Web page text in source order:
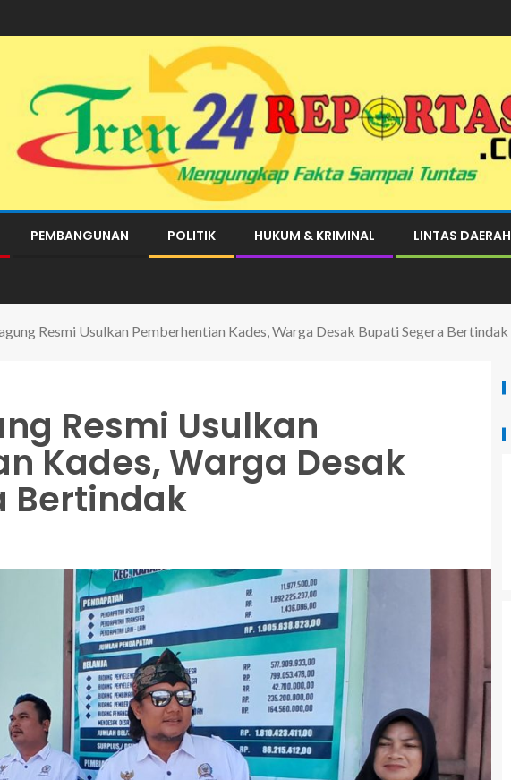
PEMBANGUNAN POLITIK HUKUM & KRIMINAL LINTAS DAERAH
Resmi Usulkan Pemberhentian Kades, Warga Desak Bupati Segera Bertindak
Resmi Usulkan
Kades, Warga Desak
Bertindak